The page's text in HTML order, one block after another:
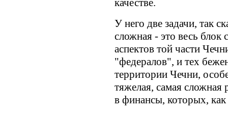
качестве.
У него две задачи, так
сложная - это весь блок
аспектов той части
"федералов", и тех
территории Чечни,
тяжелая, самая сложная
в финансы, которых, как